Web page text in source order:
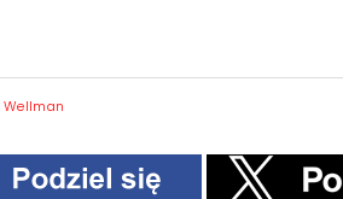
Wellman